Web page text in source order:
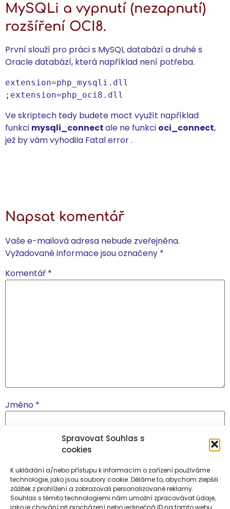
Spravovat Souhlas s
cookies
K ukládání a/nebo přístupu k informacím o zařízení používáme
technologie, jako jsou soubory cookie. Děláme to, abychom zlepšili
zážitek z prohlížení a zobrazovali personalizované reklamy.
Souhlas s těmito technologiemi nám umožní zpracovávat údaje,
jako je chování při procházení nebo jedinečná ID na tomto webu.
MySQLi a vypnutí (nezapnutí)
rozšíření OCI8.
První slouží pro práci s MySQL databází a druhé s
Oracle databází, která například není potřeba.
extension=php_mysqli.dll
;extension=php_oci8.dll
Ve skriptech tedy budete moct využít například
funkci mysqli_connectale ne funkci oci_connect,
jež by vám vyhodila Fatal error .
Napsat komentář
Vaše e-mailová adresa nebude zveřejněna.
Vyžadované informace jsou označeny *
Komentář *
Jméno *
Webová stránka